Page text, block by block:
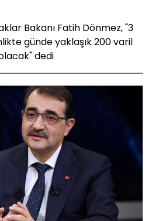
Bakanı Fatih Dönmez, "3
günde yaklaşık 200 varil
dedi